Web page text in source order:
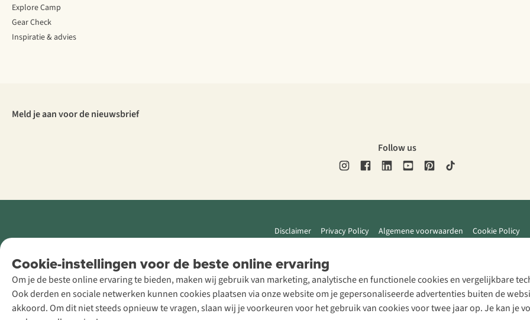
Cookie-instellingen voor de beste online ervaring
Om je de beste online ervaring te bieden, maken wij gebruik van marketing, analytische en functionele cookies en vergelijkbare
Ook derden en sociale netwerken kunnen cookies plaatsen via onze website om je gepersonaliseerde advertenties buiten de
akkoord. Om dit niet steeds opnieuw te vragen, slaan wij je voorkeuren voor het gebruik van cookies voor twee jaar op. Je kan je
Explore Camp
Gear Check
Inspiratie & advies
Meld je aan voor de nieuwsbrief
Follow us
Disclaimer Privacy Policy Algemene voorwaarden Cookie Policy
Retail Concepts
NV,
Smallandlaan
9, B-2660
Hoboken